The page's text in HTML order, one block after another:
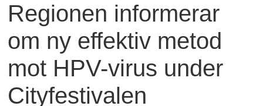
Regionen informerar
om ny effektiv metod
mot HPV-virus under
Cityfestivalen